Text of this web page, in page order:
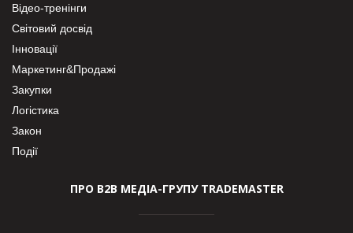
Відео-тренінги
Світовий досвід
Інновації
Маркетинг&Продажі
Закупки
Логістика
Закон
Події
ПРО В2В МЕДІА-ГРУПУ TRADEMASTER